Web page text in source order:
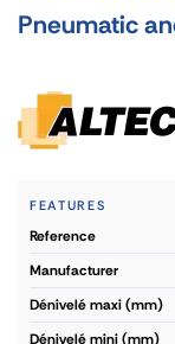
Pneumatic
FEATURES
reference
manufacturer
dénivelé maxi (mm)
dénivelé mini (mm)